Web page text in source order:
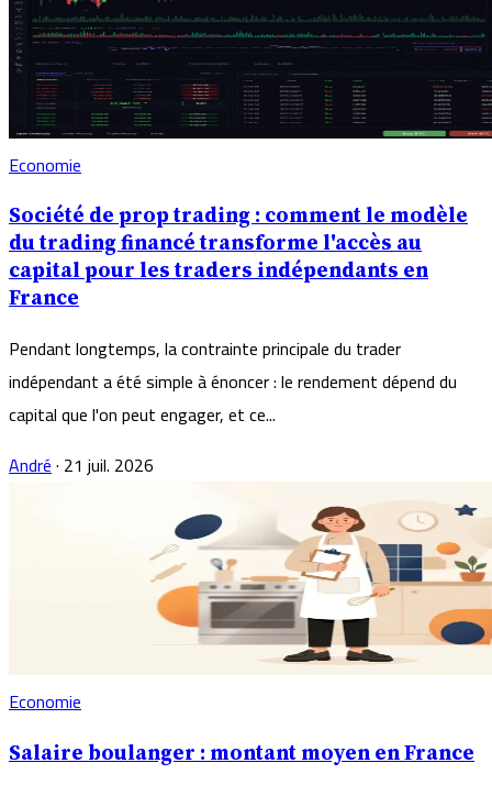
Economie
Société de prop trading : comment le modèle
du trading financé transforme l'accès au
capital pour les traders indépendants en
France
Pendant longtemps, la contrainte principale du trader
indépendant a été simple à énoncer : le rendement dépend du
capital que l'on peut engager, et ce...
André· 21 juil. 2026
Economie
Salaire boulanger : montant moyen en France